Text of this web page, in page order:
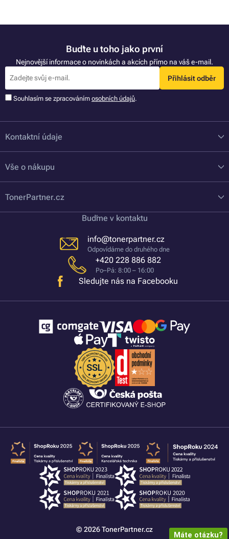
Buďte u toho jako první
Nejnovější informace o novinkách a akcích přímo na váš e-mail.
Přihlásit odběr
Souhlasím se zpracováním osobních údajů.
Kontaktní údaje
Vše o nákupu
TonerPartner.cz
Buďme v kontaktu
info@tonerpartner.cz
Odpovídáme do druhého dne
+420 228 886 882
Po–Pá: 8:00 – 16:00
Sledujte nás na Facebooku
© 2026 TonerPartner.cz
Máte otázku?